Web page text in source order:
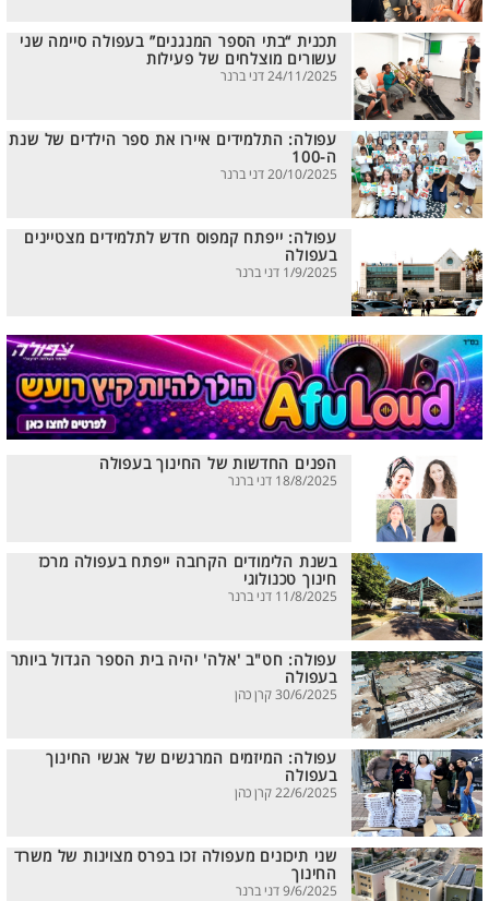
תכנית “בתי הספר המנגנים” בעפולה סיימה שני
עשורים מוצלחים של פעילות
24/11/2025 דני ברנר
עפולה: התלמידים איירו את ספר הילדים של שנת
ה-100
20/10/2025 דני ברנר
עפולה: ייפתח קמפוס חדש לתלמידים מצטיינים
בעפולה
1/9/2025 דני ברנר
הפנים החדשות של החינוך בעפולה
18/8/2025 דני ברנר
בשנת הלימודים הקרובה ייפתח בעפולה מרכז
חינוך טכנולוגי
11/8/2025 דני ברנר
עפולה: חט"ב 'אלה' יהיה בית הספר הגדול ביותר
בעפולה
30/6/2025 קרן כהן
עפולה: המיזמים המרגשים של אנשי החינוך
בעפולה
22/6/2025 קרן כהן
שני תיכונים מעפולה זכו בפרס מצוינות של משרד
החינוך
9/6/2025 דני ברנר